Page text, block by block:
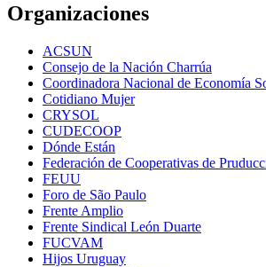
Organizaciones
ACSUN
Consejo de la Nación Charrúa
Coordinadora Nacional de Economía
Cotidiano Mujer
CRYSOL
CUDECOOP
Dónde Están
Federación de Cooperativas de
FEUU
Foro de São Paulo
Frente Amplio
Frente Sindical León Duarte
FUCVAM
Hijos Uruguay